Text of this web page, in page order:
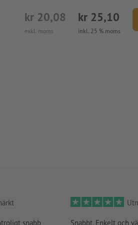
exkl. moms
kr 20,08
inkl. 25 % moms
kr 25,10
snabb Snabbt. Enkelt och